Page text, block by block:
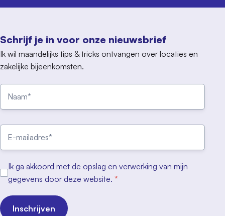
Schrijf je in voor onze nieuwsbrief
Ik wil maandelijks tips & tricks ontvangen over locaties en
zakelijke bijeenkomsten.
Ik ga akkoord met de opslag en verwerking van mijn
gegevens door deze website. *
Inschrijven